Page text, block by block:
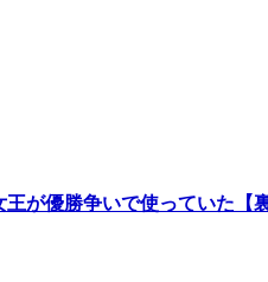
が優勝争いで使っていた【